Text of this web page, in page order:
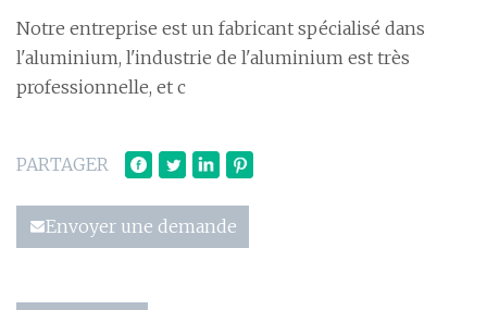
Notre entreprise est un fabricant spécialisé dans
l'aluminium, l'industrie de l'aluminium est très
professionnelle, et c
PARTAGER
Envoyer une demande